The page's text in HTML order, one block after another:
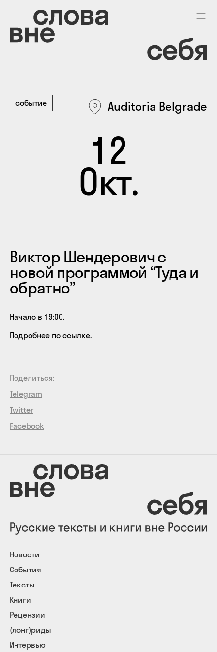
основному
содержанию
событие Auditoria Belgrade
12
Окт.
Виктор Шендерович с
новой программой “Туда и
обратно”
Начало в 19:00.
Подробнее по ссылке.
Поделиться:
Telegram
Twitter
Facebook
Новости
События
Тексты
Книги
Рецензии
(лонг)риды
Интервью